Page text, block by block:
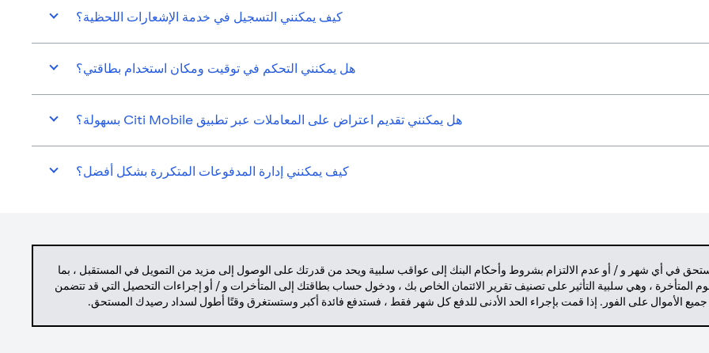
كيف يمكنني التسجيل في خدمة الإشعارات اللحظية؟
هل يمكنني التحكم في توقيت ومكان استخدام بطاقتي؟
هل يمكنني تقديم اعتراض على المعاملات عبر تطبيق Citi Mobile بسهولة؟
كيف يمكنني إدارة المدفوعات المتكررة بشكل أفضل؟
في أي شهر و / أو عدم الالتزام بشروط وأحكام البنك إلى عواقب سلبية ويحد من قدرتك على الوصول إلى مزيد من التمويل في المستقبل ، بما
المتأخرة ، وهي سلبية التأثير على تصنيف تقرير الائتمان الخاص بك ، ودخول حساب بطاقتك إلى المتأخرات و / أو إجراءات التحصيل التي قد تتضمن
الأموال على الفور. إذا قمت بإجراء الحد الأدنى للدفع كل شهر فقط ، فستدفع فائدة أكبر وستستغرق وقتًا أطول لسداد رصيدك المستحق.